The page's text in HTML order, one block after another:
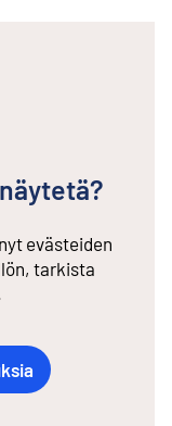
evästeiden
tarkista